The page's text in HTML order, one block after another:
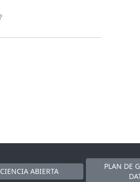
CIENCIA ABIERTA
PLAN DE